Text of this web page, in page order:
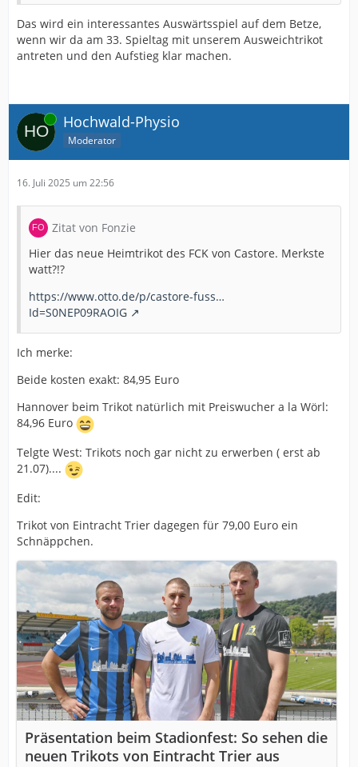
Das wird ein interessantes Auswärtsspiel auf dem Betze,
wenn wir da am 33. Spieltag mit unserem Ausweichtrikot
antreten und den Aufstieg klar machen.
Online Hochwald-Physio
Moderator
16. Juli 2025 um 22:56
Zitat von Fonzie
Hier das neue Heimtrikot des FCK von Castore. Merkste
watt?!?
https://www.otto.de/p/castore-fuss…
Id=S0NEP09RAOIG
Ich merke:
Beide kosten exakt: 84,95 Euro
Hannover beim Trikot natürlich mit Preiswucher a la Wörl:
84,96 Euro
Telgte West: Trikots noch gar nicht zu erwerben ( erst ab
21.07)....
Edit:
Trikot von Eintracht Trier dagegen für 79,00 Euro ein
Schnäppchen.
Präsentation beim Stadionfest: So sehen die
neuen Trikots von Eintracht Trier aus